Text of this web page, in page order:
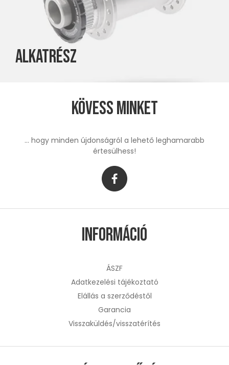
Alkatrész
Kövess minket
... hogy minden újdonságról a lehető leghamarabb
értesülhess!
Információ
ÁSZF
Adatkezelési tájékoztató
Elállás a szerződéstől
Garancia
Visszaküldés/visszatérítés